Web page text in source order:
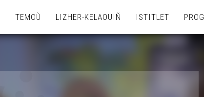
TEMOÙ LIZHER-KELAOUIÑ ISTITLET